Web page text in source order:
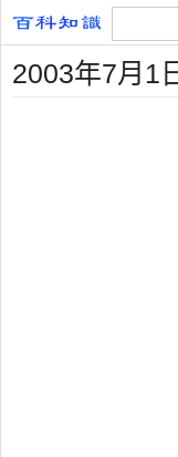
2003年7月1